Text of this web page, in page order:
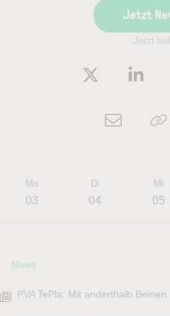
Jetzt
Jetzt
Mo
03
Di
04
Mi
05
News
PVA TePla: Mit anderthalb